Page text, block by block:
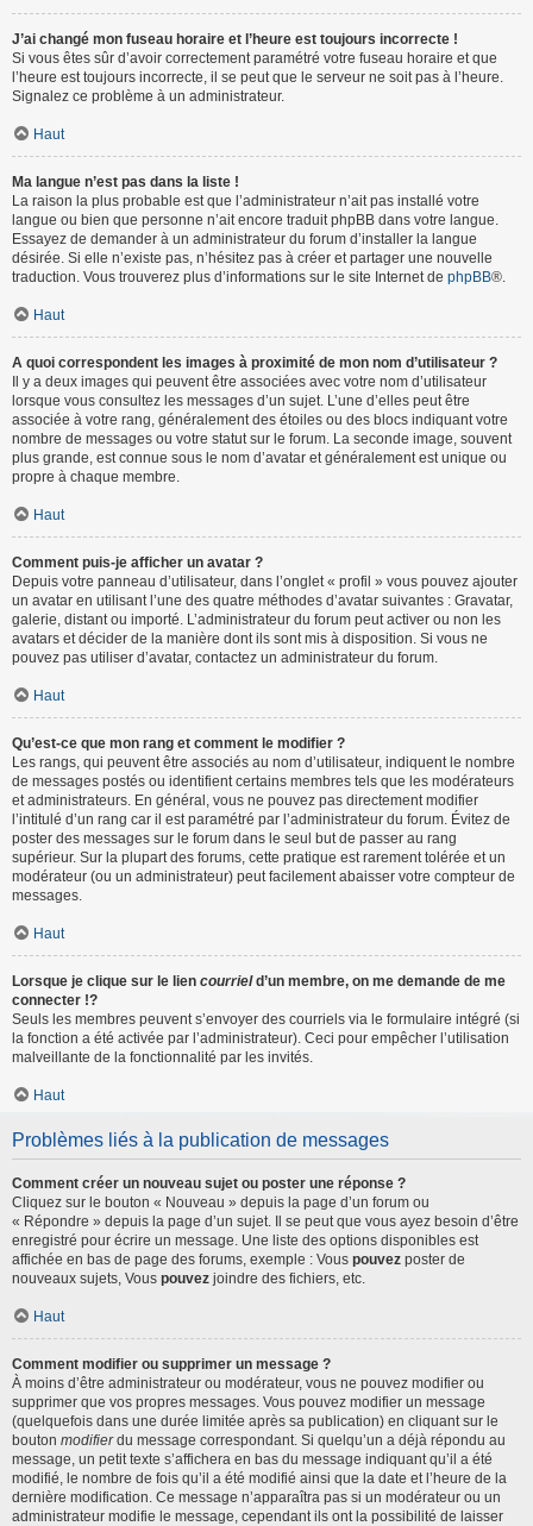
J’ai changé mon fuseau horaire et l’heure est toujours incorrecte !
Si vous êtes sûr d’avoir correctement paramétré votre fuseau horaire et que
l’heure est toujours incorrecte, il se peut que le serveur ne soit pas à l’heure.
Signalez ce problème à un administrateur.
Haut
Ma langue n’est pas dans la liste !
La raison la plus probable est que l’administrateur n’ait pas installé votre
langue ou bien que personne n’ait encore traduit phpBB dans votre langue.
Essayez de demander à un administrateur du forum d’installer la langue
désirée. Si elle n’existe pas, n’hésitez pas à créer et partager une nouvelle
traduction. Vous trouverez plus d’informations sur le site Internet de phpBB®.
Haut
A quoi correspondent les images à proximité de mon nom d’utilisateur ?
Il y a deux images qui peuvent être associées avec votre nom d’utilisateur
lorsque vous consultez les messages d’un sujet. L’une d’elles peut être
associée à votre rang, généralement des étoiles ou des blocs indiquant votre
nombre de messages ou votre statut sur le forum. La seconde image, souvent
plus grande, est connue sous le nom d’avatar et généralement est unique ou
propre à chaque membre.
Haut
Comment puis-je afficher un avatar ?
Depuis votre panneau d’utilisateur, dans l’onglet « profil » vous pouvez ajouter
un avatar en utilisant l’une des quatre méthodes d’avatar suivantes : Gravatar,
galerie, distant ou importé. L’administrateur du forum peut activer ou non les
avatars et décider de la manière dont ils sont mis à disposition. Si vous ne
pouvez pas utiliser d’avatar, contactez un administrateur du forum.
Haut
Qu’est-ce que mon rang et comment le modifier ?
Les rangs, qui peuvent être associés au nom d’utilisateur, indiquent le nombre
de messages postés ou identifient certains membres tels que les modérateurs
et administrateurs. En général, vous ne pouvez pas directement modifier
l’intitulé d’un rang car il est paramétré par l’administrateur du forum. Évitez de
poster des messages sur le forum dans le seul but de passer au rang
supérieur. Sur la plupart des forums, cette pratique est rarement tolérée et un
modérateur (ou un administrateur) peut facilement abaisser votre compteur de
messages.
Haut
Lorsque je clique sur le lien courrield’un membre, on me demande de me
connecter !?
Seuls les membres peuvent s’envoyer des courriels via le formulaire intégré (si
la fonction a été activée par l’administrateur). Ceci pour empêcher l’utilisation
malveillante de la fonctionnalité par les invités.
Haut
Problèmes liés à la publication de messages
Comment créer un nouveau sujet ou poster une réponse ?
Cliquez sur le bouton « Nouveau » depuis la page d’un forum ou
« Répondre » depuis la page d’un sujet. Il se peut que vous ayez besoin d’être
enregistré pour écrire un message. Une liste des options disponibles est
affichée en bas de page des forums, exemple : Vous pouvez poster de
nouveaux sujets, Vous pouvez joindre des fichiers, etc.
Haut
Comment modifier ou supprimer un message ?
À moins d’être administrateur ou modérateur, vous ne pouvez modifier ou
supprimer que vos propres messages. Vous pouvez modifier un message
(quelquefois dans une durée limitée après sa publication) en cliquant sur le
bouton modifierdu message correspondant. Si quelqu’un a déjà répondu au
message, un petit texte s’affichera en bas du message indiquant qu’il a été
modifié, le nombre de fois qu’il a été modifié ainsi que la date et l’heure de la
dernière modification. Ce message n’apparaîtra pas si un modérateur ou un
administrateur modifie le message, cependant ils ont la possibilité de laisser